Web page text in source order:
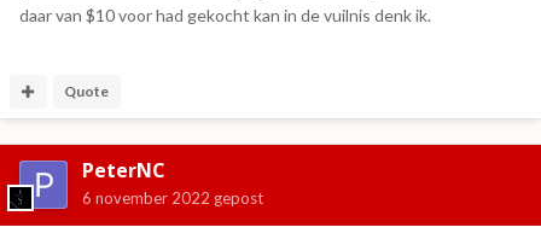
daar van $10 voor had gekocht kan in de vuilnis denk ik.
Quote
PeterNC
6 november 2022 gepost